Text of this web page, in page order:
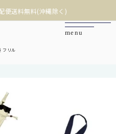
で宅配便送料無料(離島除く)
フリル